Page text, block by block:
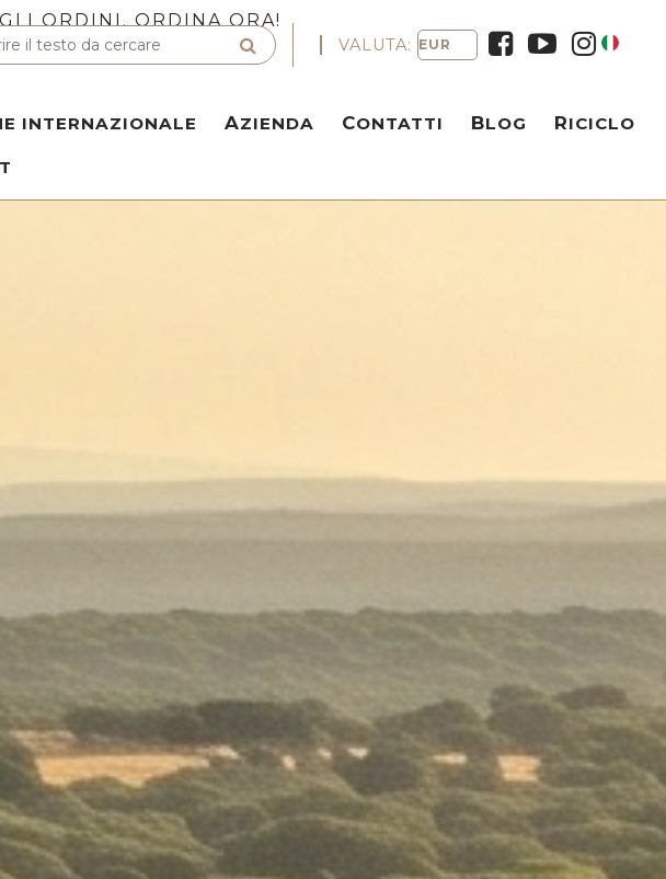
ORDINI. ORDINA ORA!
VALUTA:
INTERNAZIONALE AZIENDA CONTATTI BLOG RICICLO